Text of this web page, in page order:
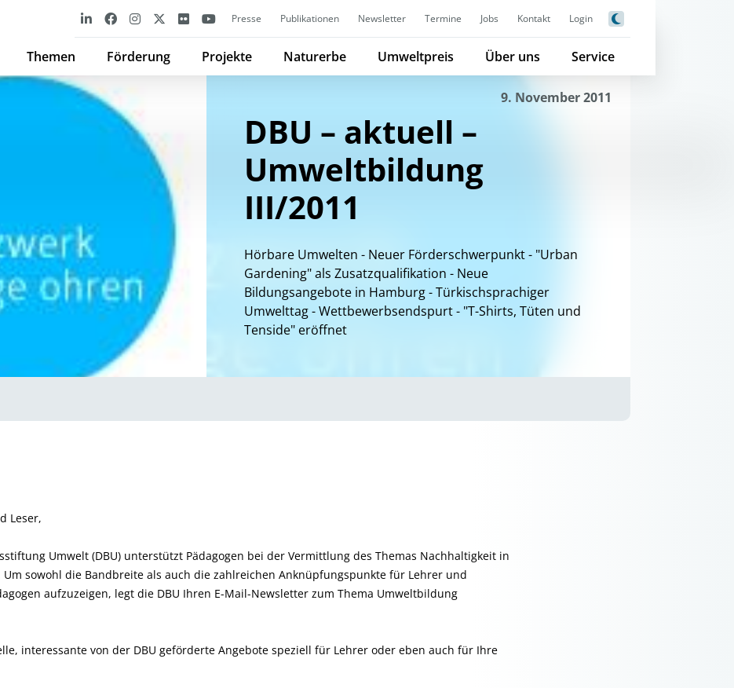
Presse Publikationen Newsletter Termine Jobs Kontakt Login
Themen Förderung Projekte Naturerbe Umweltpreis Über uns Service
9. November 2011
DBU – aktuell –
Umweltbildung
III/2011
Hörbare Umwelten - Neuer Förderschwerpunkt - "Urban
Gardening" als Zusatzqualifikation - Neue
Bildungsangebote in Hamburg - Türkischsprachiger
Umwelttag - Wettbewerbsendspurt - "T-Shirts, Tüten und
Tenside" eröffnet
Leser,
Umwelt (DBU) unterstützt Pädagogen bei der Vermittlung des Themas Nachhaltigkeit in
sowohl die Bandbreite als auch die zahlreichen Anknüpfungspunkte für Lehrer und
aufzuzeigen, legt die DBU Ihren E-Mail-Newsletter zum Thema Umweltbildung
interessante von der DBU geförderte Angebote speziell für Lehrer oder eben auch für Ihre